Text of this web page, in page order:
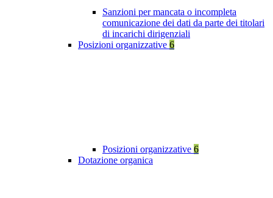
Sanzioni per mancata o incompleta
comunicazione dei dati da parte dei titolari
di incarichi dirigenziali
Posizioni organizzative 6
Posizioni organizzative 6
Dotazione organica